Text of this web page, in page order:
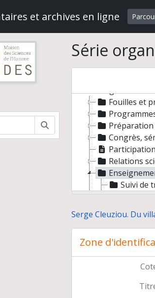
et archives en ligne
Rechercher
Série
Fouilles et
Congrès,
Relations
Suivi de
Cours
Activités
Autres
Carrière
Serge Cleuziou. Du
Zone